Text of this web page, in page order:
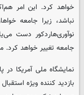
خواهد کرد. این امر
نباشد، زیرا جامعه
نوآوری‌هاردکور دست
جامعه تغییر خواهد کرد.
بازدید کننده ویژه